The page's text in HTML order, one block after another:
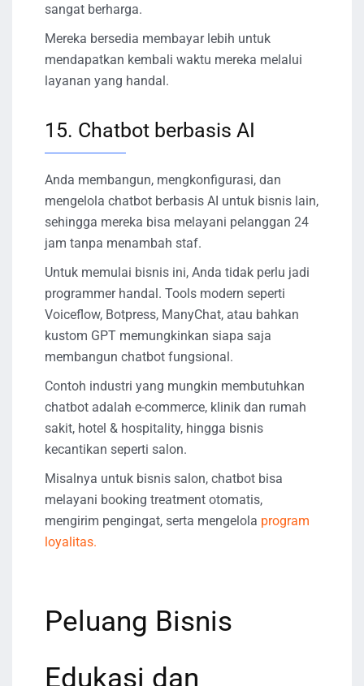
sangat berharga.
Mereka bersedia membayar lebih untuk
mendapatkan kembali waktu mereka melalui
layanan yang handal.
15. Chatbot berbasis AI
Anda membangun, mengkonfigurasi, dan
mengelola chatbot berbasis AI untuk bisnis lain,
sehingga mereka bisa melayani pelanggan 24
jam tanpa menambah staf.
Untuk memulai bisnis ini, Anda tidak perlu jadi
programmer handal. Tools modern seperti
Voiceflow, Botpress, ManyChat, atau bahkan
kustom GPT memungkinkan siapa saja
membangun chatbot fungsional.
Contoh industri yang mungkin membutuhkan
chatbot adalah e-commerce, klinik dan rumah
sakit, hotel & hospitality, hingga bisnis
kecantikan seperti salon.
Misalnya untuk bisnis salon, chatbot bisa
melayani booking treatment otomatis,
mengirim pengingat, serta mengelola program
loyalitas.
Peluang Bisnis
Edukasi dan